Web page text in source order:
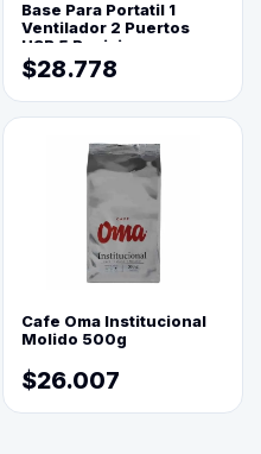
Base Para Portatil 1
Ventilador 2 Puertos
USB 5 Posiciones
$28.778
Cafe Oma Institucional
Molido 500g
$26.007